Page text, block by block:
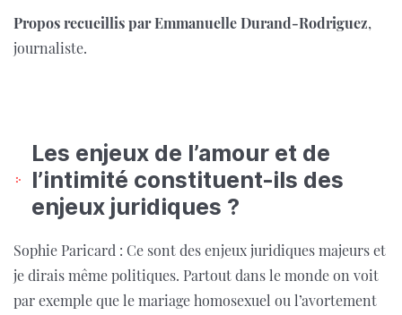
Propos recueillis par Emmanuelle Durand-Rodriguez,
journaliste.
Les enjeux de l’amour et de
l’intimité constituent-ils des
enjeux juridiques ?
Sophie Paricard : Ce sont des enjeux juridiques majeurs et
je dirais même politiques. Partout dans le monde on voit
par exemple que le mariage homosexuel ou l’avortement